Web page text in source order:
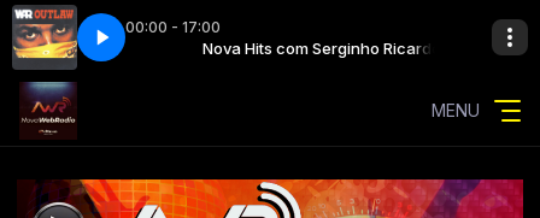
00:00 - 17:00
Ricardo Nova Hits com Serginho Ricardo
war - you got the power
MENU